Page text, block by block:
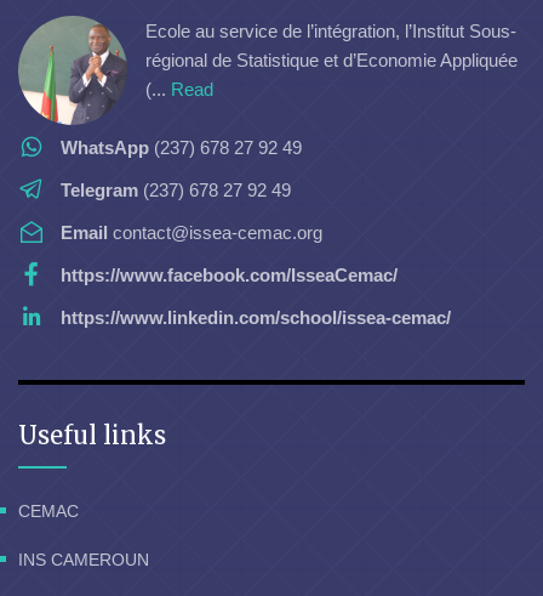
Ecole au service de l’intégration, l’Institut Sous-
régional de Statistique et d’Economie Appliquée
(... Read
WhatsApp (237) 678 27 92 49
Telegram (237) 678 27 92 49
Email contact@issea-cemac.org
https://www.facebook.com/IsseaCemac/
https://www.linkedin.com/school/issea-cemac/
Useful links
CEMAC
INS CAMEROUN